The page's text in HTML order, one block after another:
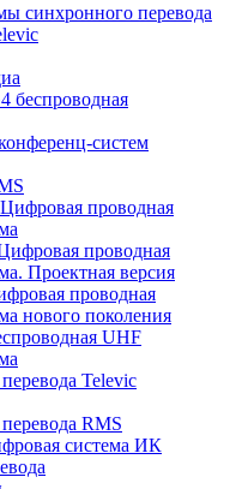
синхронного перевода
беспроводная
систем
проводная
проводная
Проектная версия
проводная
нового поколения
UHF
Televic
RMS
система ИК